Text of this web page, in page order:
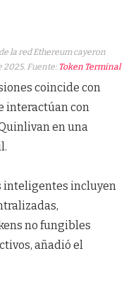
la red Ethereum cayeron
Fuente: Token Terminal
coincide con
interactúan con
en una
inteligentes incluyen
no fungibles
añadió el